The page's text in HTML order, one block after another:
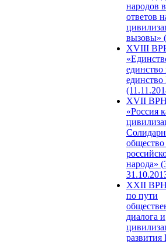
народов
ответов
вызовы»
XVIII
единство
единство
XVII
«Россия
народа»
XXII
по пути
диалога и
развития